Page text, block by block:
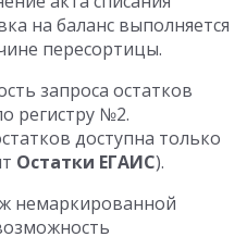
на баланс выполняется
пересортицы.
запроса остатков
регистру №2.
доступна только
Остатки ЕГАИС).
немаркированной